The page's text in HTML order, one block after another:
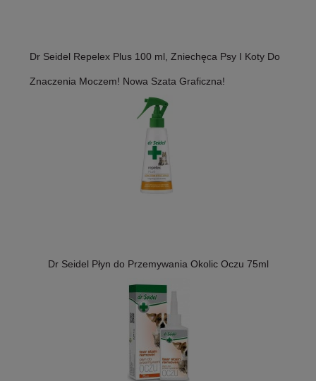
Dr Seidel Repelex Plus 100 ml, Zniechęca Psy I Koty Do
Znaczenia Moczem! Nowa Szata Graficzna!
Dr Seidel Płyn do Przemywania Okolic Oczu 75ml